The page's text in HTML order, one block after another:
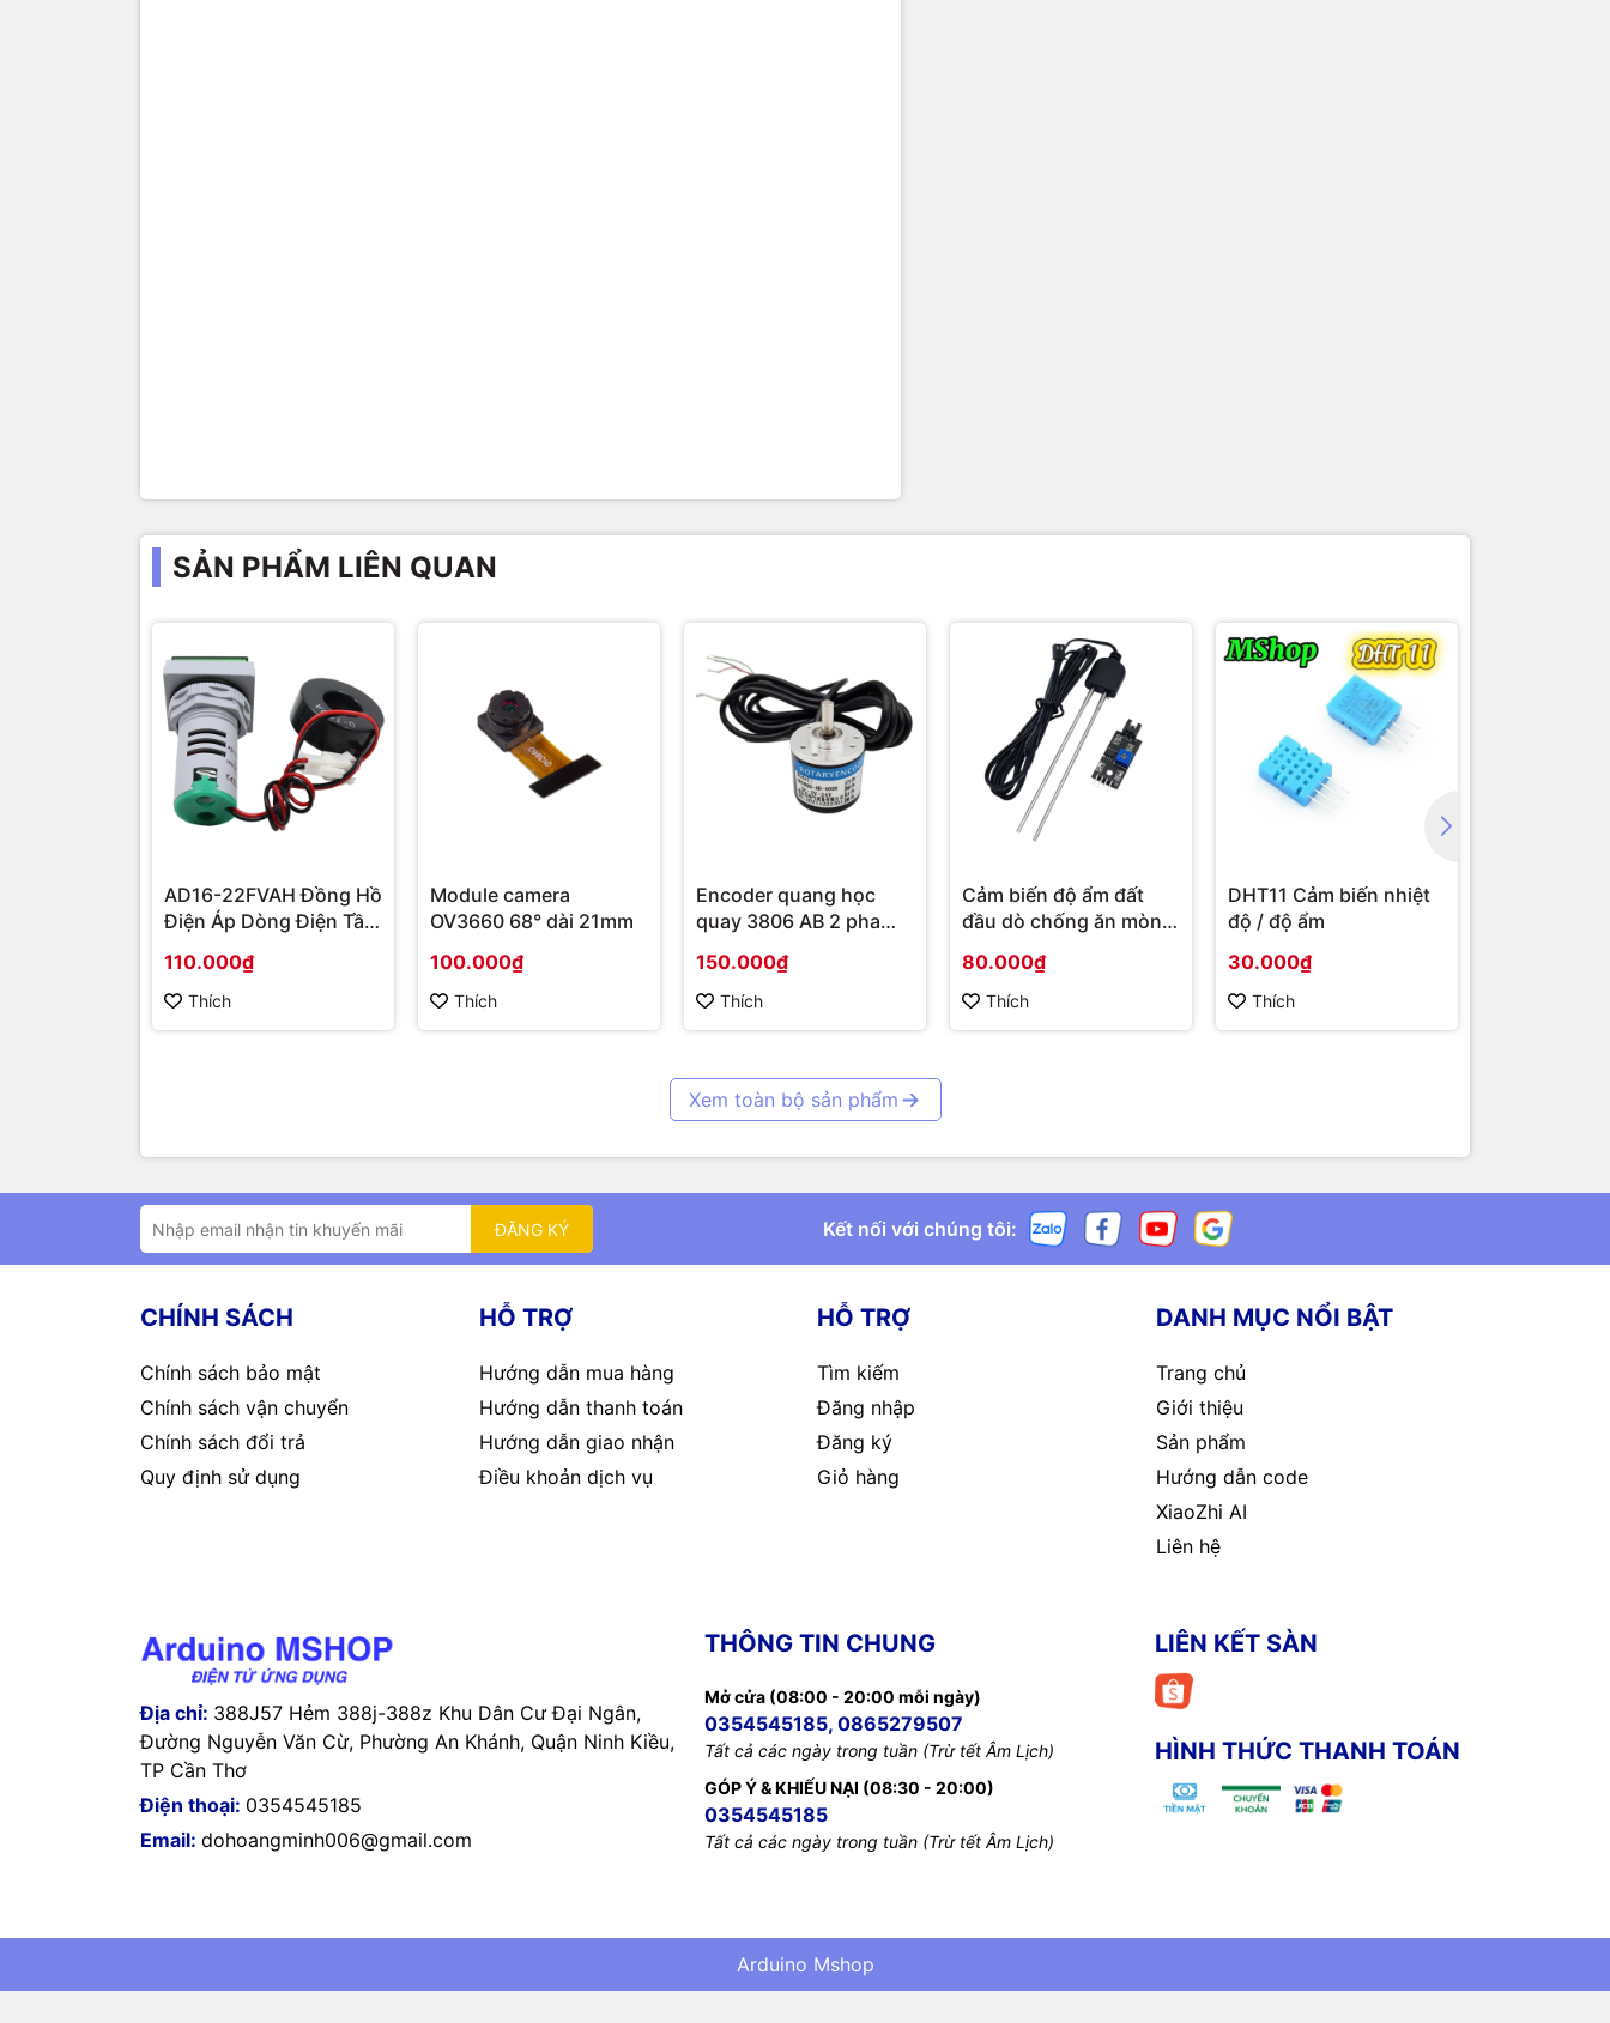
SẢN PHẨM LIÊN QUAN
AD16-22FVAH Đồng Hồ
Điện Áp Dòng Điện Tần
110.000₫
Thích
Module camera
OV3660 68° dài 21mm
100.000₫
Thích
Encoder quang học
quay 3806 AB 2 pha
150.000₫
Thích
Cảm biến độ ẩm đất
đầu dò chống ăn mòn
Corrosion Resistance
Probe
80.000₫
Thích
DHT11 Cảm biến nhiệt
độ / độ ẩm
30.000₫
Thích
Xem toàn bộ sản phẩm
ĐĂNG KÝ Kết nối với chúng tôi:
CHÍNH SÁCH
Chính sách bảo mật
Chính sách vận chuyển
Chính sách đổi trả
Quy định sử dụng
HỖ TRỢ
Hướng dẫn mua hàng
Hướng dẫn thanh toán
Hướng dẫn giao nhận
Điều khoản dịch vụ
HỖ TRỢ
Tìm kiếm
Đăng nhập
Đăng ký
Giỏ hàng
DANH MỤC NỔI BẬT
Trang chủ
Giới thiệu
Sản phẩm
Hướng dẫn code
XiaoZhi AI
Liên hệ
Địa chỉ: 388J57 Hẻm 388j-388z Khu Dân Cư Đại Ngân,
Đường Nguyễn Văn Cừ, Phường An Khánh, Quận Ninh Kiều,
TP Cần Thơ
Điện thoại: 0354545185
Email: dohoangminh006@gmail.com
THÔNG TIN CHUNG
Mở cửa (08:00 - 20:00 mỗi ngày)
0354545185, 0865279507
Tất cả các ngày trong tuần (Trừ tết Âm Lịch)
GÓP Ý & KHIẾU NẠI (08:30 - 20:00)
0354545185
Tất cả các ngày trong tuần (Trừ tết Âm Lịch)
LIÊN KẾT SÀN
HÌNH THỨC THANH TOÁN
Arduino Mshop